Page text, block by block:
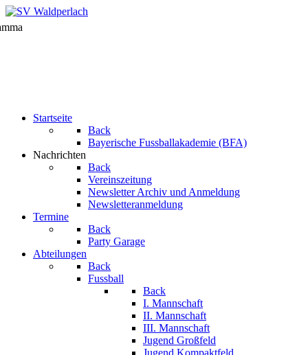
Startseite
Back
Bayerische Fussballakademie (BFA)
Nachrichten
Back
Vereinszeitung
Newsletter Archiv und Anmeldung
Newsletteranmeldung
Termine
Back
Party Garage
Abteilungen
Back
Fussball
Back
I. Mannschaft
II. Mannschaft
III. Mannschaft
Jugend Großfeld
Jugend Kompaktfeld